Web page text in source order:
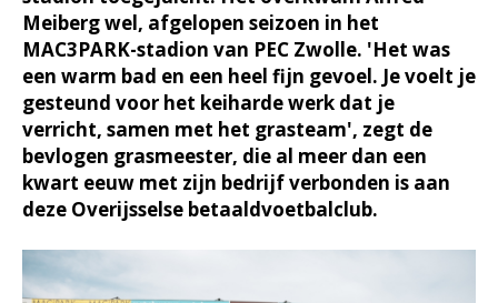
Meiberg wel, afgelopen seizoen in het
MAC3PARK-stadion van PEC Zwolle. 'Het was
een warm bad en een heel fijn gevoel. Je voelt je
gesteund voor het keiharde werk dat je
verricht, samen met het grasteam', zegt de
bevlogen grasmeester, die al meer dan een
kwart eeuw met zijn bedrijf verbonden is aan
deze Overijsselse betaaldvoetbalclub.